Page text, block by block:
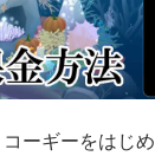
ーギーをはじ